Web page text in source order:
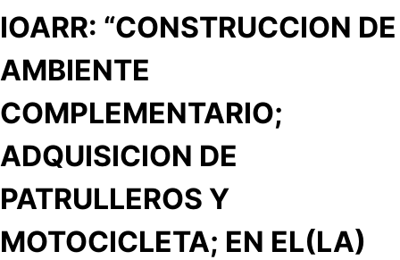
IOARR: “CONSTRUCCION DE
AMBIENTE
COMPLEMENTARIO;
ADQUISICION DE
PATRULLEROS Y
MOTOCICLETA; EN EL(LA)